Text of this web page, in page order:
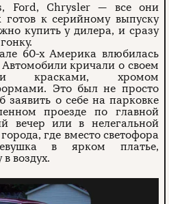
Ford, Chrysler — все они
к серийному выпуску
купить у дилера, и сразу
60-х Америка влюбилась
кричали о своем
красками, хромом
Это был не просто
заявить о себе на парковке
проезде по главной
вечер или в нелегальной
где вместо светофора
в ярком платье,
воздух.